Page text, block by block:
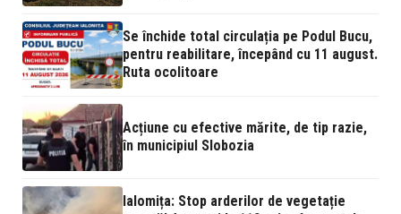
Se închide total circulația pe Podul Bucu,
pentru reabilitare, începând cu 11 august.
Ruta ocolitoare
Acțiune cu efective mărite, de tip razie,
în municipiul Slobozia
Ialomița: Stop arderilor de vegetație